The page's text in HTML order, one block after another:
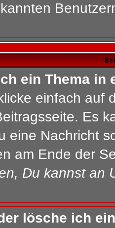
ein Thema in
einfach auf
Es
eine Nachricht
am Ende der
Du kannst an
lösche ich